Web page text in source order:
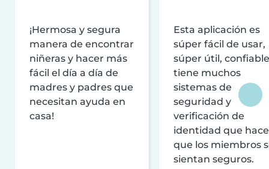
¡Hermosa y segura
manera de encontrar
niñeras y hacer más
fácil el día a día de
madres y padres que
necesitan ayuda en
casa!
Esta aplicación es
súper fácil de usar,
súper útil,
tiene muchos
sistemas de
seguridad y
verificación de
identidad que
que los miembros
sientan seguros.